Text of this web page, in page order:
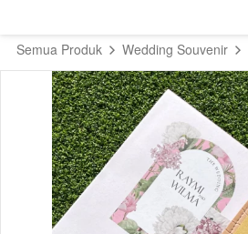
Semua Produk Wedding Souvenir